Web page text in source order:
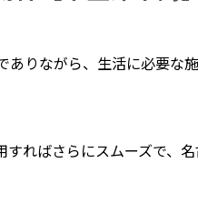
ありながら、生活に必要な
すればさらにスムーズで、